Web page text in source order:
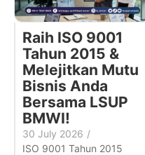
Raih ISO 9001
Tahun 2015 &
Melejitkan Mutu
Bisnis Anda
Bersama LSUP
BMWI!
30 July 2026 /
ISO 9001 Tahun 2015